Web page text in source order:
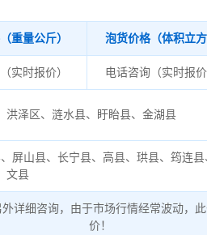
重量公斤） 泡货价格（体积立方
实时报价） 电话咨询（实时报价
洪泽区、涟水县、盱眙县、金湖县
屏山县、长宁县、高县、珙县、筠连县
文县
详细咨询，由于市场行情经常波动，
价！